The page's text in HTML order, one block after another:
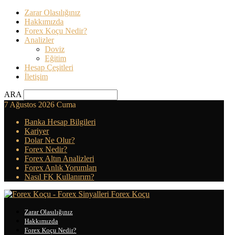
Zarar Olasılığınız
Hakkımızda
Forex Koçu Nedir?
Analizler
Doviz
Eğitim
Hesap Çeşitleri
İletişim
ARA
7 Ağustos 2026 Cuma
Banka Hesap Bilgileri
Kariyer
Dolar Ne Olur?
Forex Nedir?
Forex Altın Analizleri
Forex Anlık Yorumları
Nasıl FK Kullanırım?
Forex Koçu
Zarar Olasılığınız
Hakkımızda
Forex Koçu Nedir?